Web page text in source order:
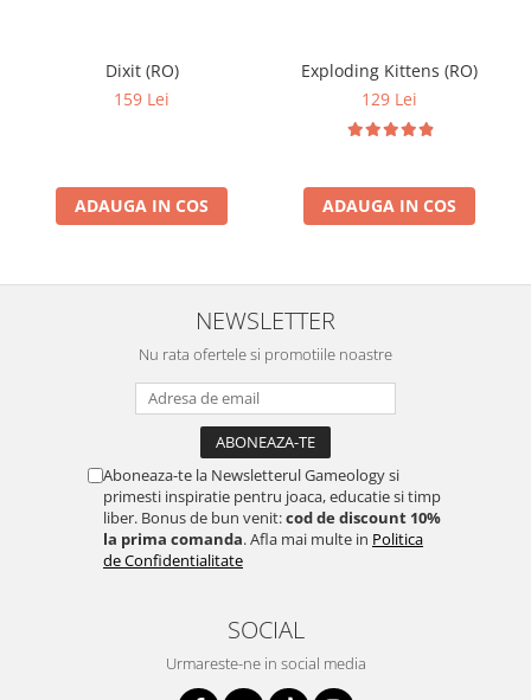
Dixit (RO)
159 Lei
ADAUGA IN COS
Exploding Kittens (RO)
129 Lei
ADAUGA IN COS
NEWSLETTER
Nu rata ofertele si promotiile noastre
Aboneaza-te la Newsletterul Gameology si
primesti inspiratie pentru joaca, educatie si timp
liber. Bonus de bun venit:cod de discount 10%
la prima comanda. Afla mai multe in Politica
de Confidentialitate
SOCIAL
Urmareste-ne in social media